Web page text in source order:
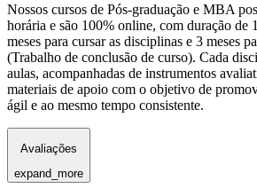
Nossos cursos de Pós-graduação e MBA
horária e são 100% online, com duração de
meses para cursar as disciplinas e 3 meses
(Trabalho de conclusão de curso). Cada
aulas, acompanhadas de instrumentos
materiais de apoio com o objetivo de
ágil e ao mesmo tempo consistente.
Avaliações
expand_more